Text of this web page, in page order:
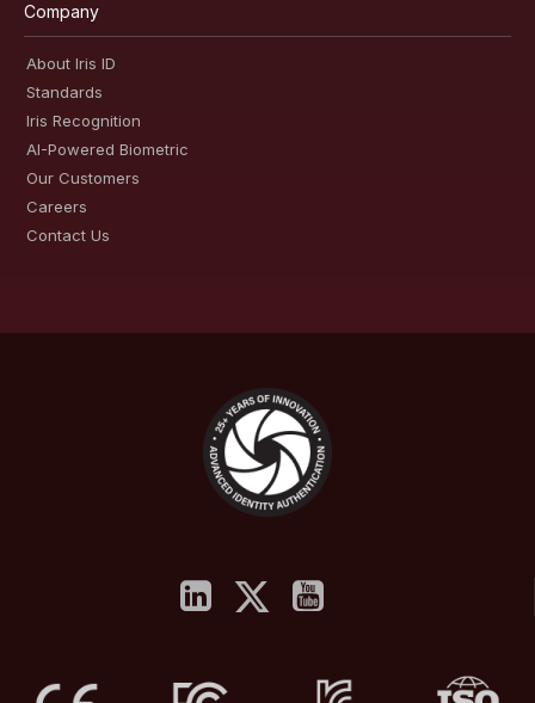
Company
About Iris ID
Standards
Iris Recognition
AI-Powered Biometric
Our Customers
Careers
Contact Us